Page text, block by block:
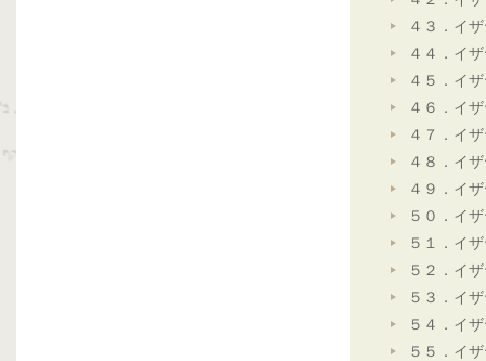
４３．イ
４４．イ
４５．イ
４６．イ
４７．イ
４８．イ
４９．イ
５０．イ
５１．イ
５２．イ
５３．イ
５４．イ
５５．イ